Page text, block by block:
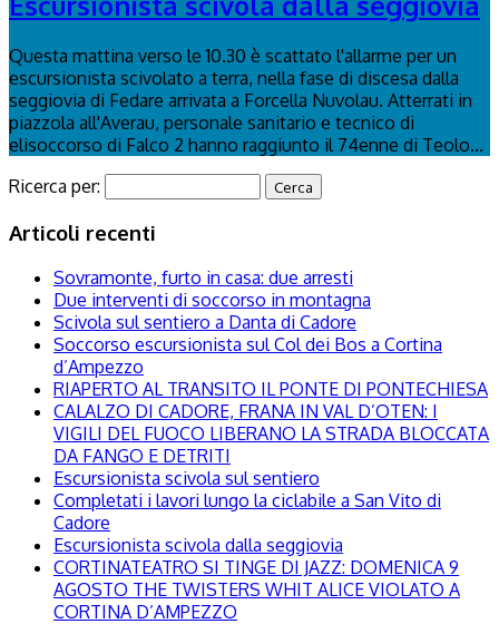
Questa mattina verso le 10.30 è scattato l'allarme per un
escursionista scivolato a terra, nella fase di discesa dalla
seggiovia di Fedare arrivata a Forcella Nuvolau. Atterrati in
piazzola all'Averau, personale sanitario e tecnico di
elisoccorso di Falco 2 hanno raggiunto il 74enne di Teolo...
Ricerca per:
Articoli recenti
Sovramonte, furto in casa: due arresti
Due interventi di soccorso in montagna
Scivola sul sentiero a Danta di Cadore
Soccorso escursionista sul Col dei Bos a Cortina
d’Ampezzo
RIAPERTO AL TRANSITO IL PONTE DI PONTECHIESA
CALALZO DI CADORE, FRANA IN VAL D’OTEN: I
VIGILI DEL FUOCO LIBERANO LA STRADA BLOCCATA
DA FANGO E DETRITI
Escursionista scivola sul sentiero
Completati i lavori lungo la ciclabile a San Vito di
Cadore
Escursionista scivola dalla seggiovia
CORTINATEATRO SI TINGE DI JAZZ: DOMENICA 9
AGOSTO THE TWISTERS WHIT ALICE VIOLATO A
CORTINA D’AMPEZZO